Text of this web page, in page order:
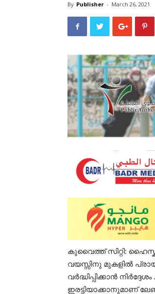
By Publisher - March 26, 2021
കുവൈത്ത് സിറ്റി:
വയസ്സിനു മുകളിൽ
വർദ്ധിപ്പിക്കാൻ
ഇരട്ടിയാക്കാനുമാണ്